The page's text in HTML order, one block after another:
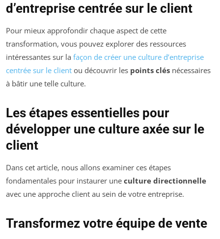
d’entreprise centrée sur le client
Pour mieux approfondir chaque aspect de cette
transformation, vous pouvez explorer des ressources
intéressantes sur la façon de créer une culture d’entreprise
centrée sur le client ou découvrir les points clés nécessaires
à bâtir une telle culture.
Les étapes essentielles pour
développer une culture axée sur le
client
Dans cet article, nous allons examiner ces étapes
fondamentales pour instaurer une culture directionnelle
avec une approche client au sein de votre entreprise.
Transformez votre équipe de vente